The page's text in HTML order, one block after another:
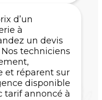
d’un
à
un devis
techniciens
et réparent sur
disponible
tarif annoncé à